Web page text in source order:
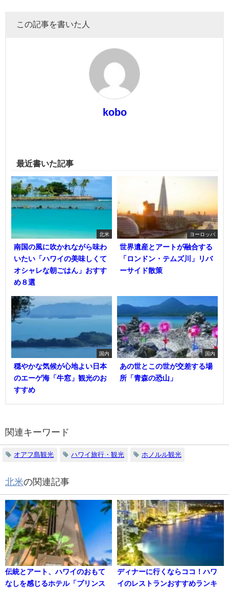
この記事を書いた人
kobo
最近書いた記事
北米
南国の風に吹かれながら味わ
いたい「ハワイの美味しくて
オシャレな朝ごはん」おすす
め８選
ヨーロッパ
世界遺産とアートが融合する
「ロンドン・テムズ川」リバ
ーサイド散策
国内
穏やかな気候が心地よい日本
のエーゲ海「牛窓」観光のお
すすめ
国内
あの世とこの世が交差する場
所「青森の恐山」
関連キーワード
オアフ島観光 ハワイ旅行・観光 ホノルル観光
北米の関連記事
伝統とアート、ハワイのおもて
なしを感じるホテル「プリンス
ディナーに行くならココ！ハワ
イのレストランおすすめランキ